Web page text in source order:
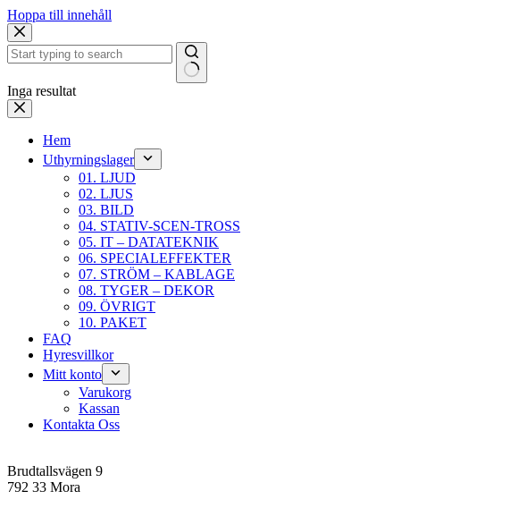
Hoppa till innehåll
Inga resultat
Hem
Uthyrningslager
01. LJUD
02. LJUS
03. BILD
04. STATIV-SCEN-TROSS
05. IT – DATATEKNIK
06. SPECIALEFFEKTER
07. STRÖM – KABLAGE
08. TYGER – DEKOR
09. ÖVRIGT
10. PAKET
FAQ
Hyresvillkor
Mitt konto
Varukorg
Kassan
Kontakta Oss
Brudtallsvägen 9
792 33 Mora